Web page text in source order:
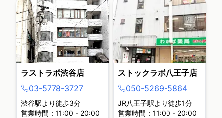
ラストラボ渋谷店
03-5778-3727
渋谷駅より徒歩3分
営業時間：11:00 - 20:00
ストックラボ八王子店
050-5269-5864
JR八王子駅より徒歩1分
営業時間：11:00 - 20:00